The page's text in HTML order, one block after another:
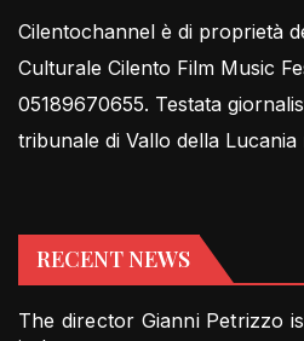
Cilentochannel è di proprietà
Culturale Cilento Film Music
05189670655. Testata
tribunale di Vallo della Lucania
RECENT NEWS
The director Gianni Petrizzo